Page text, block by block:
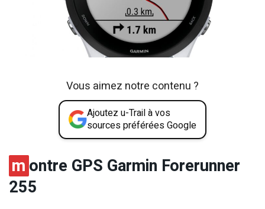
Vous aimez notre contenu ?
Ajoutez u-Trail à vos
sources préférées Google
m ontre GPS Garmin Forerunner
255